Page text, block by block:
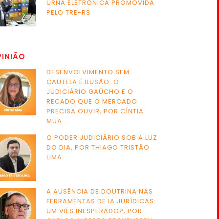
URNA ELETRÔNICA PROMOVIDA
PELO TRE-RS
DESENVOLVIMENTO SEM
CAUTELA É ILUSÃO: O
JUDICIÁRIO GAÚCHO E O
RECADO QUE O MERCADO
PRECISA OUVIR, POR CÍNTIA
MUA
O PODER JUDICIÁRIO SOB A LUZ
DO DIA, POR THIAGO TRISTÃO
LIMA
A AUSÊNCIA DE DOUTRINA NAS
FERRAMENTAS DE IA JURÍDICAS:
UM VIÉS INESPERADO?, POR